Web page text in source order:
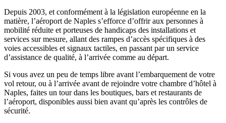
Depuis 2003, et conformément à la législation européenne en la
matière, l’aéroport de Naples s’efforce d’offrir aux personnes à
mobilité réduite et porteuses de handicaps des installations et
services sur mesure, allant des rampes d’accès spécifiques à des
voies accessibles et signaux tactiles, en passant par un service
d’assistance de qualité, à l’arrivée comme au départ.
Si vous avez un peu de temps libre avant l’embarquement de votre
vol retour, ou à l’arrivée avant de rejoindre votre chambre d’hôtel à
Naples, faites un tour dans les boutiques, bars et restaurants de
l’aéroport, disponibles aussi bien avant qu’après les contrôles de
sécurité.